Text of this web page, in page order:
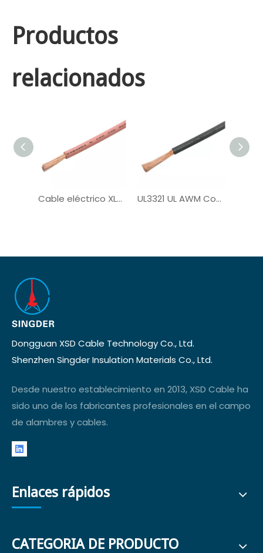
Productos
relacionados
Cable eléctrico XLPE de un solo núcleo UL3321 UL3321 UL AWM Cobre PV de cobre con estateado
Dongguan XSD Cable Technology Co., Ltd.
Shenzhen Singder Insulation Materials Co., Ltd.
Desde nuestro establecimiento en 2013, XSD Cable ha
sido uno de los fabricantes profesionales en el campo
de alambres y cables.
Enlaces rápidos
CATEGORIA DE PRODUCTO